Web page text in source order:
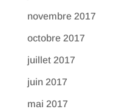
novembre 2017
octobre 2017
juillet 2017
juin 2017
mai 2017